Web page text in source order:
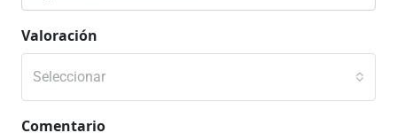
Valoración
Seleccionar
Comentario